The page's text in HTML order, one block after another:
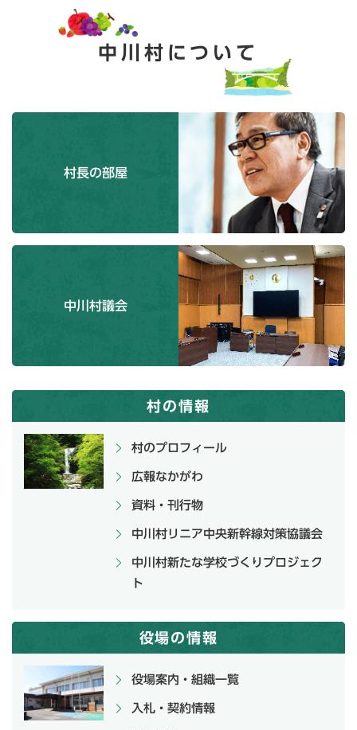
中川村について
村長の部屋
中川村議会
村の情報
村のプロフィール
広報なかがわ
資料・刊行物
中川村リニア中央新幹線対策協議会
中川村新たな学校づくりプロジェク
ト
役場の情報
役場案内・組織一覧
入札・契約情報